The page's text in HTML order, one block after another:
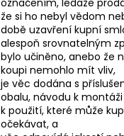
že si ho nebyl vědom
době uzavření kupní
alespoň srovnatelným
bylo učiněno, anebo že
koupi nemohlo mít vliv,
je věc dodána s
obalu, návodu k
k použití, které může
očekávat, a